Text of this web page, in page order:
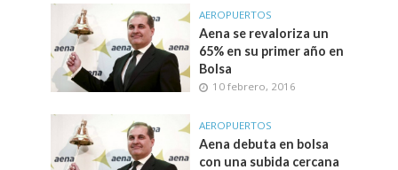
AEROPUERTOS
Aena se revaloriza un
65% en su primer año en
Bolsa
10 febrero, 2016
AEROPUERTOS
Aena debuta en bolsa
con una subida cercana